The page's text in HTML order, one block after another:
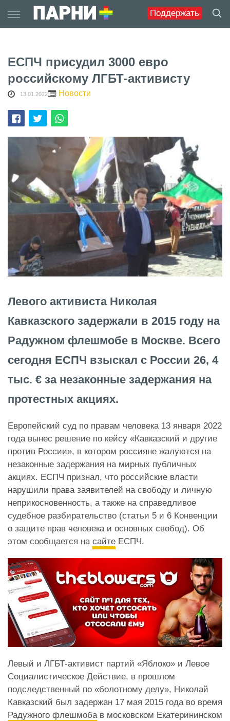
Поддержать
to
content
ЕСПЧ присудил 3000 евро
российскому ЛГБТ-активисту
13.01.2022 Новости
Левого активиста Николая
Кавказского задержали в 2015 году на
Радужном флешмобе в Москве. Всего
сегодня ЕСПЧ взыскал с России 26, 4
тыс. € за незаконные задержания на
протестных акциях.
Европейский суд по правам человека 13 января 2022
года вынес решение по кейсу «Кавказский и другие
против России», в котором россияне жалуются на
незаконные задержания на мирных публичных
акциях. ЕСПЧ признал, что российские власти
нарушили права заявителей на свободу и личную
неприкосновенность, а также на справедливое
судебное разбирательство (статьи 5 и 6 Конвенции
о защите прав человека и основных свобод). Об
этом сообщается на сайте ЕСПЧ.
Левый и ЛГБТ-активист партий «Яблоко» и Левое
Социалистическое Действие, в прошлом
подследственный по «болотному делу», Николай
Кавказский был задержан 17 мая 2015 года во время
Радужного флешмобав московском Екатерининском